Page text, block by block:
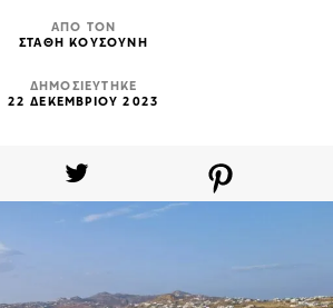
ΑΠΟ ΤΟΝ
ΣΤΑΘΗ ΚΟΥΣΟΥΝΗ
ΔΗΜΟΣΙΕΥΤΗΚΕ
22 ΔΕΚΕΜΒΡΙΟΥ 2023